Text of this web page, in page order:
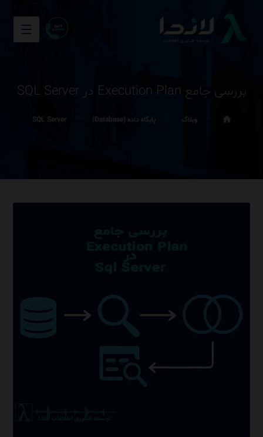
بررسی جامع Execution Plan در SQL Server
وبلاگ پایگاه داده (Database) SQL Server